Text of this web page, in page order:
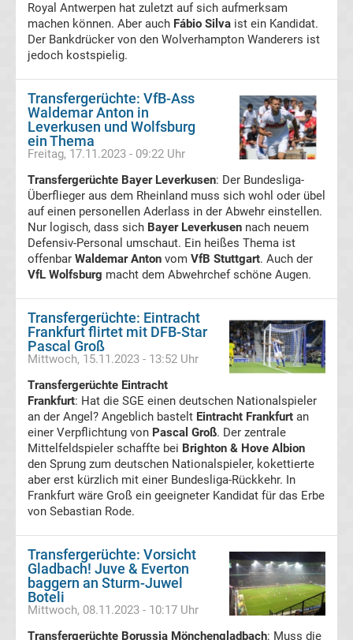
News
DAZN
Programm
&
Telekom
Eishockey
im
TV
Tabellen
Ergebnisse
International:
La
Liga
La
Royal Antwerpen hat zuletzt auf sich aufmerksam
machen können. Aber auch Fábio Silva ist ein Kandidat.
Der Bankdrücker von den Wolverhampton Wanderers ist
jedoch kostspielig.
Transfergerüchte: VfB-Ass
Waldemar Anton in
Leverkusen und Wolfsburg
ein Thema
Freitag, 17.11.2023 - 09:22 Uhr
Transfergerüchte Bayer Leverkusen: Der Bundesliga-
Überflieger aus dem Rheinland muss sich wohl oder übel
auf einen personellen Aderlass in der Abwehr einstellen.
Nur logisch, dass sich Bayer Leverkusen nach neuem
Defensiv-Personal umschaut. Ein heißes Thema ist
offenbar Waldemar Anton vom VfB Stuttgart. Auch der
VfL Wolfsburg macht dem Abwehrchef schöne Augen.
Transfergerüchte: Eintracht
Frankfurt flirtet mit DFB-Star
Pascal Groß
Mittwoch, 15.11.2023 - 13:52 Uhr
Transfergerüchte Eintracht
Frankfurt: Hat die SGE einen deutschen Nationalspieler
an der Angel? Angeblich bastelt Eintracht Frankfurt an
einer Verpflichtung von Pascal Groß. Der zentrale
Mittelfeldspieler schaffte bei Brighton & Hove Albion
den Sprung zum deutschen Nationalspieler, kokettierte
aber erst kürzlich mit einer Bundesliga-Rückkehr. In
Frankfurt wäre Groß ein geeigneter Kandidat für das Erbe
von Sebastian Rode.
Transfergerüchte: Vorsicht
Gladbach! Juve & Everton
baggern an Sturm-Juwel
Boteli
Mittwoch, 08.11.2023 - 10:17 Uhr
Transfergerüchte Borussia Mönchengladbach: Muss die